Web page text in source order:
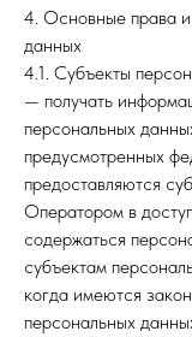
4. Основные права и
данных
4.1. Субъекты
— получать
персональных
предусмотренных
предоставляются
Оператором в
содержаться
субъектам
когда имеются
персональных